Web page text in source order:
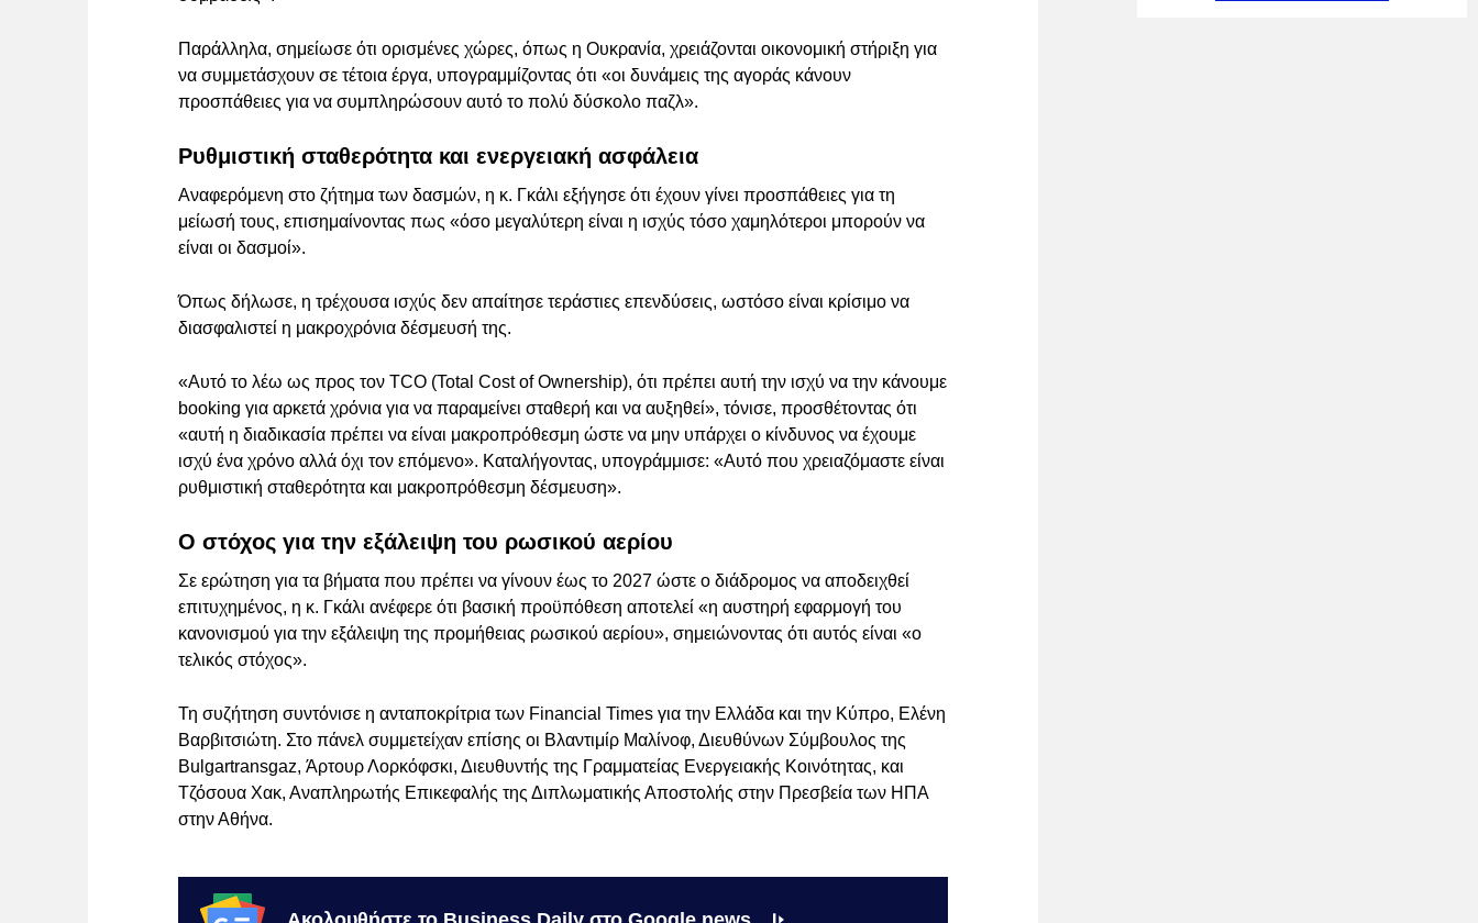
Παράλληλα, σημείωσε ότι ορισμένες χώρες, όπως η Ουκρανία, χρειάζονται οικονομική στήριξη για
να συμμετάσχουν σε τέτοια έργα, υπογραμμίζοντας ότι «οι δυνάμεις της αγοράς κάνουν
προσπάθειες για να συμπληρώσουν αυτό το πολύ δύσκολο παζλ».
Ρυθμιστική σταθερότητα και ενεργειακή ασφάλεια
Αναφερόμενη στο ζήτημα των δασμών, η κ. Γκάλι εξήγησε ότι έχουν γίνει προσπάθειες για τη
μείωσή τους, επισημαίνοντας πως «όσο μεγαλύτερη είναι η ισχύς τόσο χαμηλότεροι μπορούν να
είναι οι δασμοί».
Όπως δήλωσε, η τρέχουσα ισχύς δεν απαίτησε τεράστιες επενδύσεις, ωστόσο είναι κρίσιμο να
διασφαλιστεί η μακροχρόνια δέσμευσή της.
«Αυτό το λέω ως προς τον TCO (Total Cost of Ownership), ότι πρέπει αυτή την ισχύ να την κάνουμε
booking για αρκετά χρόνια για να παραμείνει σταθερή και να αυξηθεί», τόνισε, προσθέτοντας ότι
«αυτή η διαδικασία πρέπει να είναι μακροπρόθεσμη ώστε να μην υπάρχει ο κίνδυνος να έχουμε
ισχύ ένα χρόνο αλλά όχι τον επόμενο». Καταλήγοντας, υπογράμμισε: «Αυτό που χρειαζόμαστε είναι
ρυθμιστική σταθερότητα και μακροπρόθεσμη δέσμευση».
Ο στόχος για την εξάλειψη του ρωσικού αερίου
Σε ερώτηση για τα βήματα που πρέπει να γίνουν έως το 2027 ώστε ο διάδρομος να αποδειχθεί
επιτυχημένος, η κ. Γκάλι ανέφερε ότι βασική προϋπόθεση αποτελεί «η αυστηρή εφαρμογή του
κανονισμού για την εξάλειψη της προμήθειας ρωσικού αερίου», σημειώνοντας ότι αυτός είναι «ο
τελικός στόχος».
Τη συζήτηση συντόνισε η ανταποκρίτρια των Financial Times για την Ελλάδα και την Κύπρο, Ελένη
Βαρβιτσιώτη. Στο πάνελ συμμετείχαν επίσης οι Βλαντιμίρ Μαλίνοφ, Διευθύνων Σύμβουλος της
Bulgartransgaz, Άρτουρ Λορκόφσκι, Διευθυντής της Γραμματείας Ενεργειακής Κοινότητας, και
Τζόσουα Χακ, Αναπληρωτής Επικεφαλής της Διπλωματικής Αποστολής στην Πρεσβεία των ΗΠΑ
στην Αθήνα.